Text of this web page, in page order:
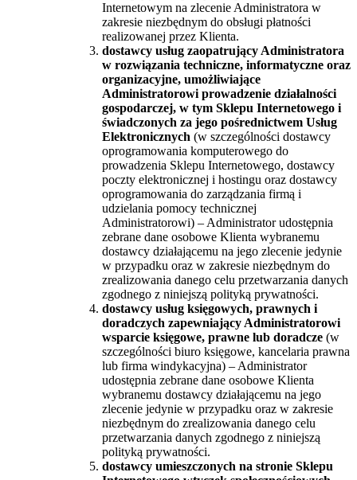
Internetowym na zlecenie Administratora w
zakresie niezbędnym do obsługi płatności
realizowanej przez Klienta.
dostawcy usług zaopatrujący Administratora
w rozwiązania techniczne, informatyczne oraz
organizacyjne, umożliwiające
Administratorowi prowadzenie działalności
gospodarczej, w tym Sklepu Internetowego i
świadczonych za jego pośrednictwem Usług
Elektronicznych (w szczególności dostawcy
oprogramowania komputerowego do
prowadzenia Sklepu Internetowego, dostawcy
poczty elektronicznej i hostingu oraz dostawcy
oprogramowania do zarządzania firmą i
udzielania pomocy technicznej
Administratorowi) – Administrator udostępnia
zebrane dane osobowe Klienta wybranemu
dostawcy działającemu na jego zlecenie jedynie
w przypadku oraz w zakresie niezbędnym do
zrealizowania danego celu przetwarzania danych
zgodnego z niniejszą polityką prywatności.
dostawcy usług księgowych, prawnych i
doradczych zapewniający Administratorowi
wsparcie księgowe, prawne lub doradcze (w
szczególności biuro księgowe, kancelaria prawna
lub firma windykacyjna) – Administrator
udostępnia zebrane dane osobowe Klienta
wybranemu dostawcy działającemu na jego
zlecenie jedynie w przypadku oraz w zakresie
niezbędnym do zrealizowania danego celu
przetwarzania danych zgodnego z niniejszą
polityką prywatności.
dostawcy umieszczonych na stronie Sklepu